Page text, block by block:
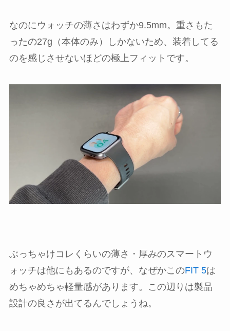
なのにウォッチの薄さはわずか9.5mm。重さもた
ったの27g（本体のみ）しかないため、装着してる
のを感じさせないほどの極上フィットです。
ぶっちゃけコレくらいの薄さ・厚みのスマートウ
ォッチは他にもあるのですが、なぜかこのFIT 5は
めちゃめちゃ軽量感があります。この辺りは製品
設計の良さが出てるんでしょうね。